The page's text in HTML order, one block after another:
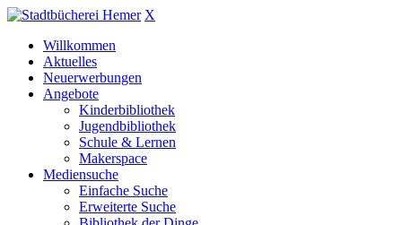
X
Willkommen
Aktuelles
Neuerwerbungen
Angebote
Kinderbibliothek
Jugendbibliothek
Schule & Lernen
Makerspace
Mediensuche
Einfache Suche
Erweiterte Suche